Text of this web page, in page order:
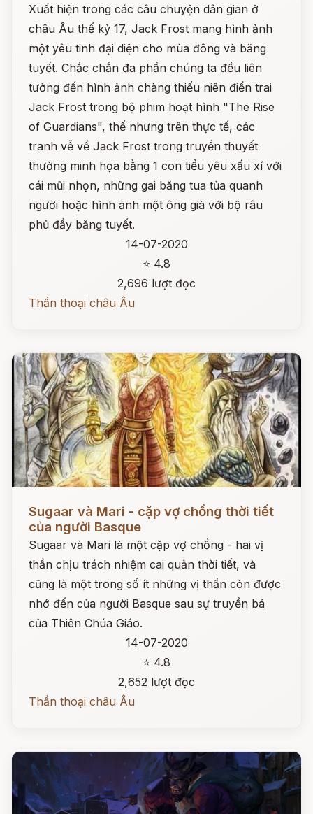
Xuất hiện trong các câu chuyện dân gian ở
châu Âu thế kỷ 17, Jack Frost mang hình ảnh
một yêu tinh đại diện cho mùa đông và băng
tuyết. Chắc chắn đa phần chúng ta đều liên
tưởng đến hình ảnh chàng thiếu niên điển trai
Jack Frost trong bộ phim hoạt hình "The Rise
of Guardians", thế nhưng trên thực tế, các
tranh vễ về Jack Frost trong truyền thuyết
thường minh họa bằng 1 con tiểu yêu xấu xí với
cái mũi nhọn, những gai băng tua tủa quanh
người hoặc hình ảnh một ông già với bộ râu
phủ đầy băng tuyết.
14-07-2020
⭐ 4.8
2,696 lượt đọc
Thần thoại châu Âu
Sugaar và Mari - cặp vợ chồng thời tiết
của người Basque
Sugaar và Mari là một cặp vợ chồng - hai vị
thần chịu trách nhiệm cai quản thời tiết, và
cũng là một trong số ít những vị thần còn được
nhớ đến của người Basque sau sự truyền bá
của Thiên Chúa Giáo.
14-07-2020
⭐ 4.8
2,652 lượt đọc
Thần thoại châu Âu